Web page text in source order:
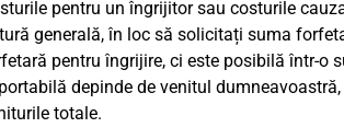
pentru un îngrijitor sau costurile
generală, în loc să solicitați suma
pentru îngrijire, ci este posibilă într-o
depinde de venitul
totale.